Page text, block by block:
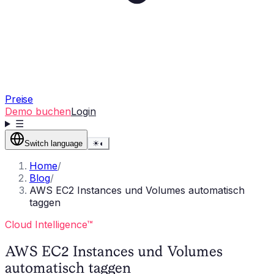
Preise
Demo buchenLogin
☰
Switch language ☀◐
Home/
Blog/
AWS EC2 Instances und Volumes automatisch
taggen
Cloud Intelligence™
AWS EC2 Instances und Volumes
automatisch taggen